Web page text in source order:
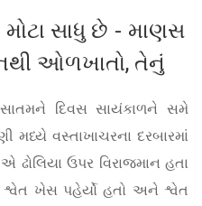
સાધુ છે - માણસ
ઓળખાતો, તેનું
દિવસ સાયંકાળને સમે
મધ્યે વસ્તાખાચરના દરબારમાં
ઢોલિયા ઉપર વિરાજમાન હતા
શ્વેત ખેસ પહેર્યો હતો અને શ્વેત